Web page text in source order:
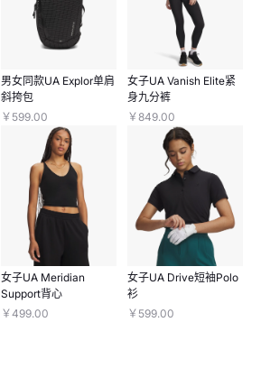
男女同款UA Explor单肩
斜挎包
￥599.00
女子UA Vanish Elite紧
身九分裤
￥849.00
女子UA Meridian
Support背心
￥499.00
女子UA Drive短袖Polo
衫
￥599.00